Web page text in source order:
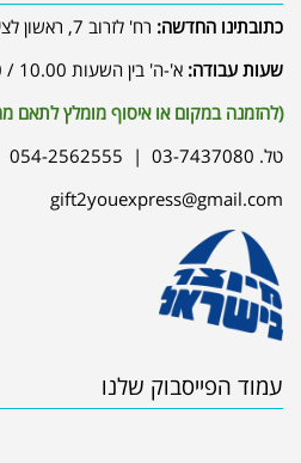
כתובתינו החדשה: רח' לזרוב 7, ראשון לציון
שעות עבודה: א'-ה' בין השעות 10.00 / 17.00
(להזמנה במקום או איסוף מומלץ לתאם
טל. 03-7437080 | 054-2562555
gift2youexpress@gmail.com
עמוד הפייסבוק שלנו